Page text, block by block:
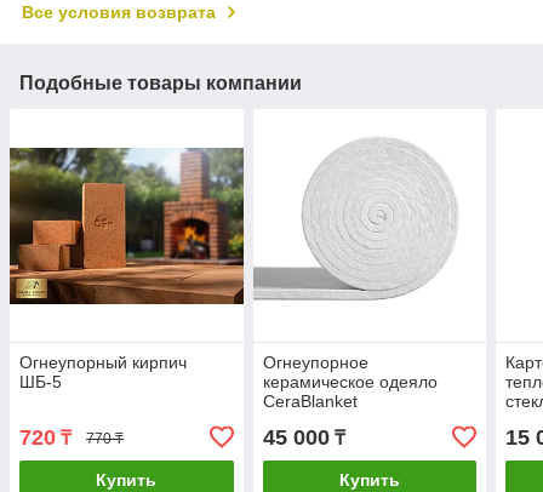
Все условия возврата
Подобные товары компании
Огнеупорный кирпич
ШБ-5
720 ₸ 770 ₸
Купить
Огнеупорное
керамическое одеяло
CeraBlanket
45 000₸
Купить
15